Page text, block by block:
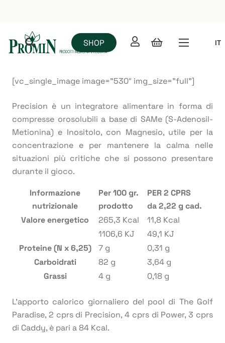
SHOP IT
[vc_single_image image=”530″ img_size=”full”]
Precision è un integratore alimentare in forma di
compresse orosolubili a base di SAMe (S-Adenosil-
Metionina) e Inositolo, con Magnesio, utile per la
concentrazione e per mantenere la calma nelle
situazioni più critiche che si possono presentare
durante il gioco.
Informazione
nutrizionale
Per 100 gr.
prodotto
PER 2 CPRS
da 2,22 g cad.
Valore energetico
265,3 Kcal
11,8 Kcal
1106,6 KJ
49,1 KJ
Proteine (N x 6,25)
7 g
0,31 g
Carboidrati
82 g
3,64 g
Grassi
4 g 0,18 g
L’apporto calorico giornaliero del pool di The Golf
Paradise, 2 cprs di Precision, 4 cprs di Power, 3 cprs
di Caddy, è pari a 84 Kcal.